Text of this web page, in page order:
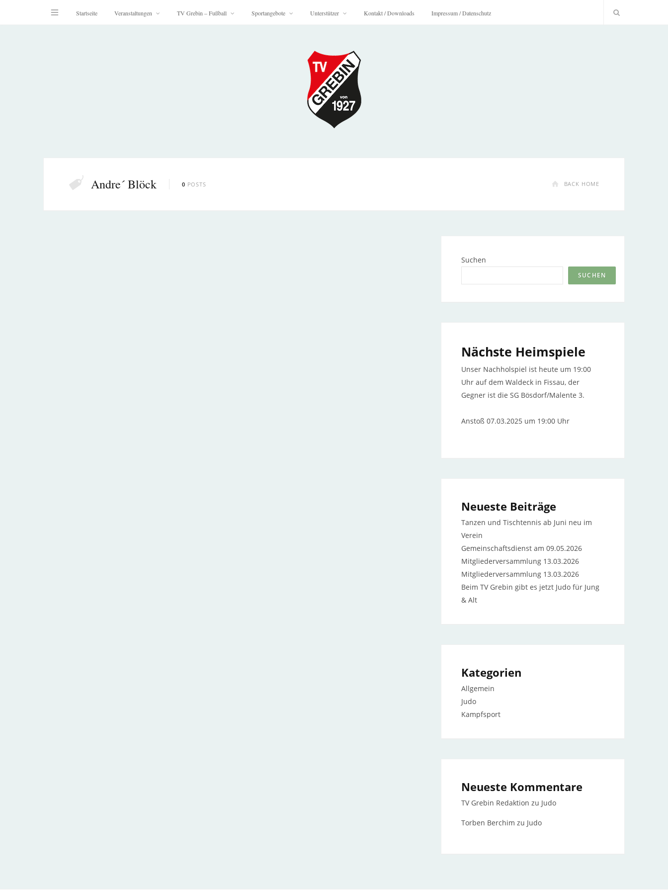
Startseite Veranstaltungen TV Grebin – Fußball Sportangebote Unterstützer Kontakt / Downloads Impressum / Datenschutz
Andre´ Blöck 0 POSTS BACK HOME
Suchen
SUCHEN
Nächste Heimspiele
Unser Nachholspiel ist heute um 19:00
Uhr auf dem Waldeck in Fissau, der
Gegner ist die SG Bösdorf/Malente 3.
Anstoß 07.03.2025 um 19:00 Uhr
Neueste Beiträge
Tanzen und Tischtennis ab Juni neu im
Verein
Gemeinschaftsdienst am 09.05.2026
Mitgliederversammlung 13.03.2026
Mitgliederversammlung 13.03.2026
Beim TV Grebin gibt es jetzt Judo für Jung
& Alt
Kategorien
Allgemein
Judo
Kampfsport
Neueste Kommentare
TV Grebin Redaktion zu Judo
Torben Berchim zu Judo